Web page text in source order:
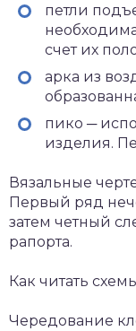
петли
счет их
арка из
пико ─
изделия.
Вязальные
Первый ряд
затем четный
рапорта.
Как читать
Чередование